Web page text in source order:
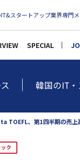
スタートアップ業界専門メ
SPECIAL
韓国のIT・
TOEFL、第1四半期の売上
ク